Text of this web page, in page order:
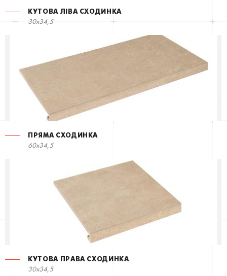
КУТОВА ЛІВА СХОДИНКА
30x34,5
ПРЯМА СХОДИНКА
60x34,5
КУТОВА ПРАВА СХОДИНКА
30x34,5